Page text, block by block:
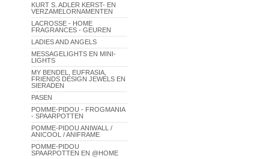
KURT S. ADLER KERST- EN
VERZAMELORNAMENTEN
LACROSSE - HOME
FRAGRANCES - GEUREN
LADIES AND ANGELS
MESSAGELIGHTS EN MINI-
LIGHTS
MY BENDEL, EUFRASIA,
FRIENDS DESIGN JEWELS EN
SIERADEN
PASEN
POMME-PIDOU - FROGMANIA
- SPAARPOTTEN
POMME-PIDOU ANIWALL /
ANICOOL / ANIFRAME
POMME-PIDOU
SPAARPOTTEN EN @HOME